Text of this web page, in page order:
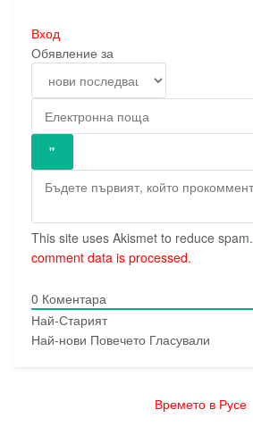
Вход
Обявление за
This site uses Akismet to reduce spam.
comment data is processed.
0 Коментара
Най-Старият
Най-нови Повечето Гласували
Времето в Русе